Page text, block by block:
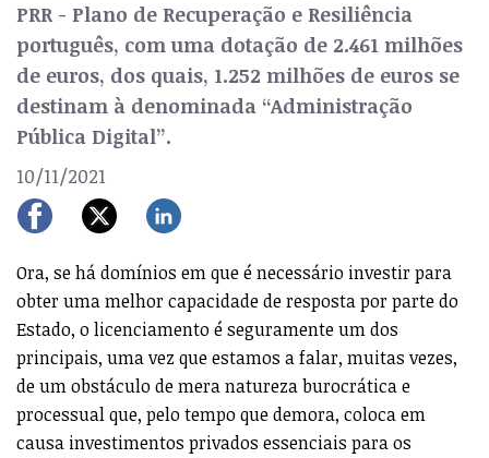
PRR - Plano de Recuperação e Resiliência
português, com uma dotação de 2.461 milhões
de euros, dos quais, 1.252 milhões de euros se
destinam à denominada “Administração
Pública Digital”.
10/11/2021
Ora, se há domínios em que é necessário investir para
obter uma melhor capacidade de resposta por parte do
Estado, o licenciamento é seguramente um dos
principais, uma vez que estamos a falar, muitas vezes,
de um obstáculo de mera natureza burocrática e
processual que, pelo tempo que demora, coloca em
causa investimentos privados essenciais para os